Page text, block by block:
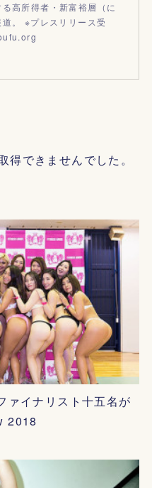
高所得者・新富裕層（に
。 ※プレスリリース受
できませんでした。
ァイナリスト十五名が
2018